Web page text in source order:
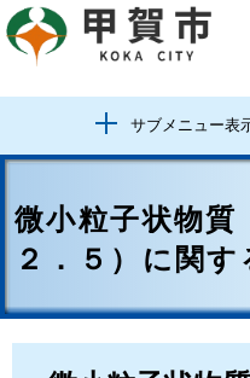
サブメニュー表
微小粒子状物質
２．５）に関す